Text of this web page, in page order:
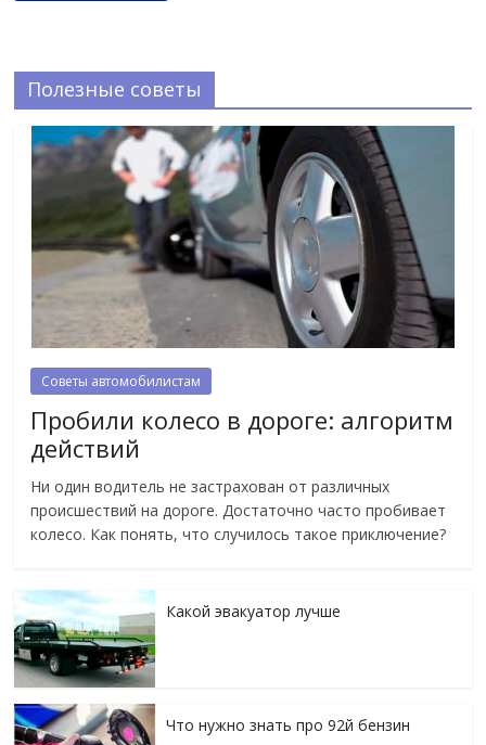
Полезные советы
Советы автомобилистам
Пробили колесо в дороге: алгоритм
действий
Ни один водитель не застрахован от различных
происшествий на дороге. Достаточно часто пробивает
колесо. Как понять, что случилось такое приключение?
Какой эвакуатор лучше
Что нужно знать про 92й бензин